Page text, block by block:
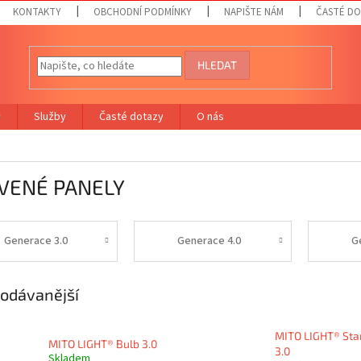
KONTAKTY OBCHODNÍ PODMÍNKY NAPIŠTE NÁM ČASTÉ
HLEDAT
Služby Časté dotazy
O nás
PANELY
Generace 3.0 Generace 4.0
MITO LIGHT® Bulb 3.0
MITO LIGHT®
3.0